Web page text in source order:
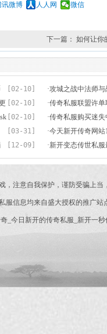
讯微博 人人网 微信
下一篇： 如何让你
[02-10] ·攻城之战中法师
[02-10]
·传奇私服联盟许
到不值得
[02-10] ·传奇私服购买迷
[03-31]
·今天新开传奇网
处理办法
[12-09] ·新开变态传世私
神甲攻6属性一枝
，注意自我保护，谨防受骗上
服信息均来自盛大授权的推广
_今日新开的传奇私服_新开一